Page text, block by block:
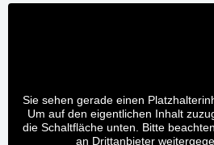
Sie sehen gerade einen
Um auf den eigentlichen Inhalt
die Schaltfläche unten. Bitte
an Drittanbieter